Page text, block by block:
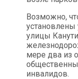
Возможно,
установлены
улицы
мере два из
инвалидов.